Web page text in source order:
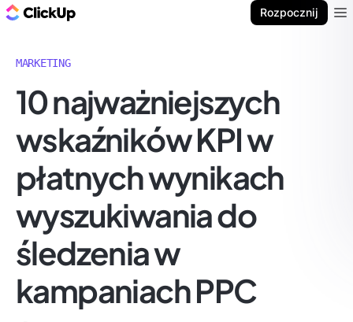
Rozpocznij
MARKETING
10 najważniejszych
wskaźników KPI w
płatnych wynikach
wyszukiwania do
śledzenia w
kampaniach PPC